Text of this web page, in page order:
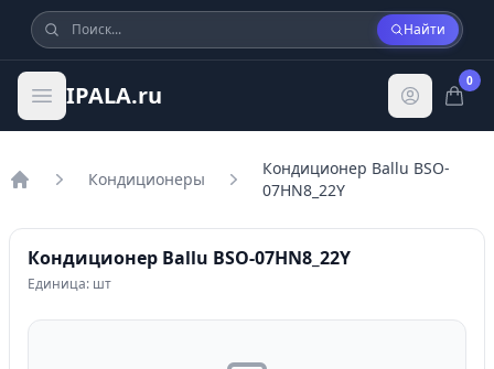
Найти
IPALA.ru
0
Кондиционеры
Кондиционер Ballu BSO-
07HN8_22Y
Кондиционер Ballu BSO-07HN8_22Y
Единица: шт